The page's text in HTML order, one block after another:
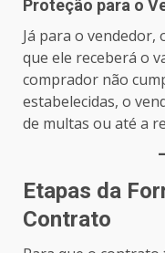
Proteção para o
Já para o
que ele receberá o
comprador não
estabelecidas, o
de multas ou até a
Etapas da
Contrato